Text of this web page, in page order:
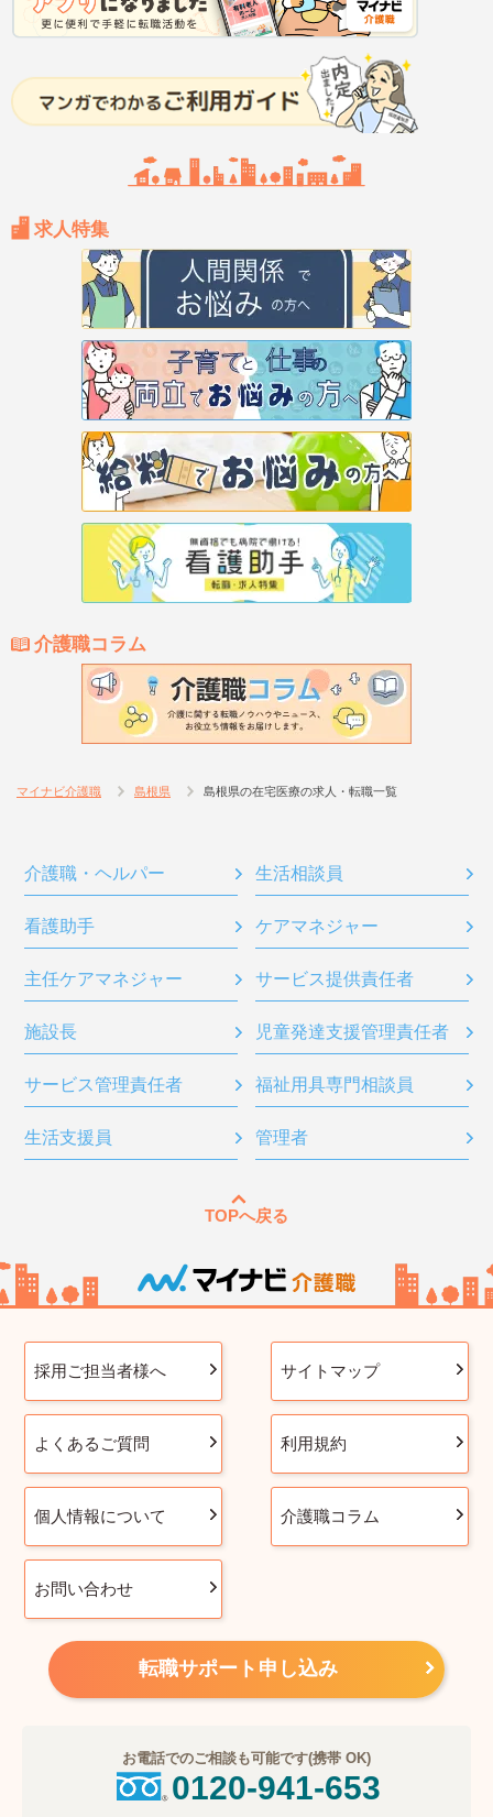
求人特集
介護職コラム
マイナビ介護職 島根県 島根県の在宅医療の求人・転職一覧
介護職・ヘルパー 生活相談員
看護助手 ケアマネジャー
主任ケアマネジャー サービス提供責任者
施設長 児童発達支援管理責任者
サービス管理責任者 福祉用具専門相談員
生活支援員 管理者
TOPへ戻る
採用ご担当者様へ サイトマップ
よくあるご質問 利用規約
個人情報について 介護職コラム
お問い合わせ
転職サポート申し込み
お電話でのご相談も可能です(携帯 OK)
0120-941-653